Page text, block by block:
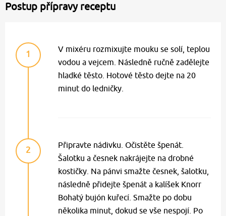
Postup přípravy receptu
1
V mixéru rozmixujte mouku se solí, teplou
vodou a vejcem. Následně ručně zadělejte
hladké těsto. Hotové těsto dejte na 20
minut do ledničky.
2
Připravte nádivku. Očistěte špenát.
Šalotku a česnek nakrájejte na drobné
kostičky. Na pánvi smažte česnek, šalotku,
následně přidejte špenát a kalíšek Knorr
Bohatý bujón kuřecí. Smažte po dobu
několika minut, dokud se vše nespojí. Po